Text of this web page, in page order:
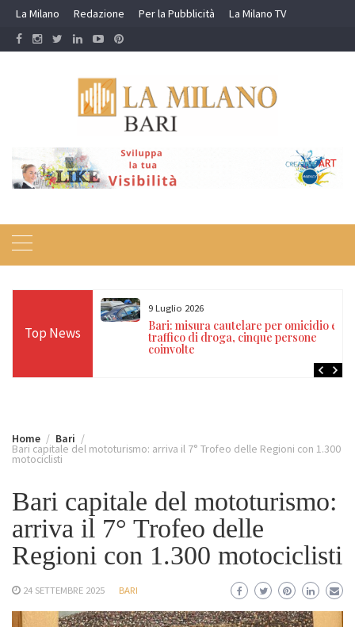
Skip
content
La Milano Redazione Per la Pubblicità La Milano TV
Top News
campi rom e
17 denunce e
9 Luglio 2026
Bari: misura cautelare per omicidio e
traffico di droga, cinque persone
coinvolte
Home Bari
Bari capitale del mototurismo: arriva il 7° Trofeo delle Regioni con 1.300
motociclisti
Bari capitale del mototurismo:
arriva il 7° Trofeo delle
Regioni con 1.300 motociclisti
24 SETTEMBRE 2025 BARI